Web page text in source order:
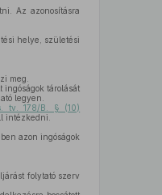
Az azonosításra
helye, születési
meg.
ingóságok tárolását
legyen.
tv. 178/B. § (10)
intézkedni.
azon ingóságok
folytató szerv